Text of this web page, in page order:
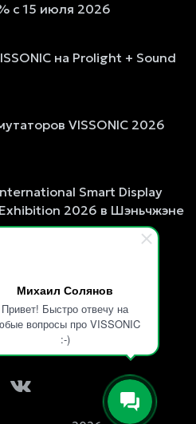
Михаил Солянов
Привет! Быстро отвечу на
вопросы про VISSONIC
:-)
с 15 июля 2026
на Prolight + Sound
VISSONIC 2026
Smart Display
2026 в Шэньчжэне